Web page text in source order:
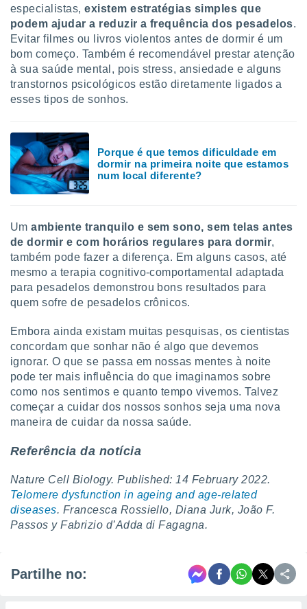
especialistas,existem estratégias simples que
podem ajudar a reduzir a frequência dos pesadelos.
Evitar filmes ou livros violentos antes de dormir é um
bom começo. Também é recomendável prestar atenção
à sua saúde mental, pois stress, ansiedade e alguns
transtornos psicológicos estão diretamente ligados a
esses tipos de sonhos.
Porque é que temos dificuldade em
dormir na primeira noite que estamos
num local diferente?
Umambiente tranquilo e sem sono, sem telas antes
de dormir e com horários regulares para dormir,
também pode fazer a diferença. Em alguns casos, até
mesmo a terapia cognitivo-comportamental adaptada
para pesadelos demonstrou bons resultados para
quem sofre de pesadelos crônicos.
Embora ainda existam muitas pesquisas, os cientistas
concordam que sonhar não é algo que devemos
ignorar. O que se passa em nossas mentes à noite
pode ter mais influência do que imaginamos sobre
como nos sentimos e quanto tempo vivemos. Talvez
começar a cuidar dos nossos sonhos seja uma nova
maneira de cuidar da nossa saúde.
Referência da notícia
Nature Cell Biology. Published: 14 February 2022.
Telomere dysfunction in ageing and age-related
diseases. Francesca Rossiello, Diana Jurk, João F.
Passos y Fabrizio d’Adda di Fagagna.
Partilhe no: